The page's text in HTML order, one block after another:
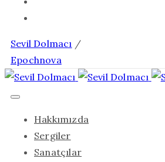
Sevil Dolmacı /
Epochnova
Hakkımızda
Sergiler
Sanatçılar